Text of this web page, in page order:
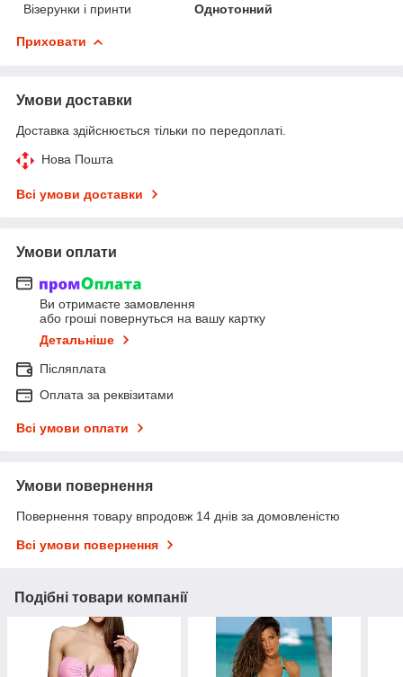
Візерунки і принти
Однотонний
Приховати
Умови доставки
Доставка здійснюється тільки по передоплаті.
Нова Пошта
Всі умови доставки
Умови оплати
Ви отримаєте замовлення
або гроші повернуться на вашу картку
Детальніше
Післяплата
Оплата за реквізитами
Всі умови оплати
Умови повернення
Повернення товару впродовж 14 днів за домовленістю
Всі умови повернення
Подібні товари компанії